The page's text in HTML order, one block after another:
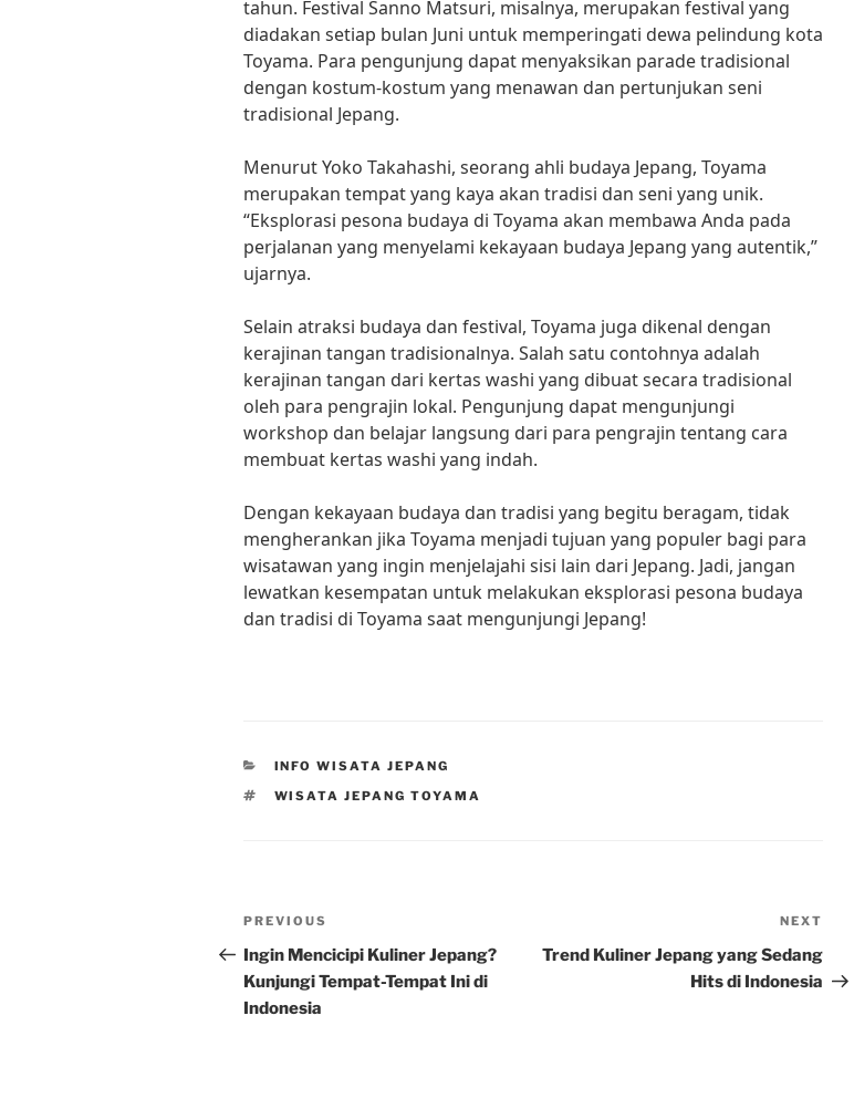
tahun. Festival Sanno Matsuri, misalnya, merupakan festival yang
diadakan setiap bulan Juni untuk memperingati dewa pelindung kota
Toyama. Para pengunjung dapat menyaksikan parade tradisional
dengan kostum-kostum yang menawan dan pertunjukan seni
tradisional Jepang.
Menurut Yoko Takahashi, seorang ahli budaya Jepang, Toyama
merupakan tempat yang kaya akan tradisi dan seni yang unik.
“Eksplorasi pesona budaya di Toyama akan membawa Anda pada
perjalanan yang menyelami kekayaan budaya Jepang yang autentik,”
ujarnya.
Selain atraksi budaya dan festival, Toyama juga dikenal dengan
kerajinan tangan tradisionalnya. Salah satu contohnya adalah
kerajinan tangan dari kertas washi yang dibuat secara tradisional
oleh para pengrajin lokal. Pengunjung dapat mengunjungi
workshop dan belajar langsung dari para pengrajin tentang cara
membuat kertas washi yang indah.
Dengan kekayaan budaya dan tradisi yang begitu beragam, tidak
mengherankan jika Toyama menjadi tujuan yang populer bagi para
wisatawan yang ingin menjelajahi sisi lain dari Jepang. Jadi, jangan
lewatkan kesempatan untuk melakukan eksplorasi pesona budaya
dan tradisi di Toyama saat mengunjungi Jepang!
CATEGORIES
INFO WISATA JEPANG
TAGS
WISATA JEPANG TOYAMA
Post
navigation
Previous
Post
PREVIOUS
Ingin Mencicipi Kuliner Jepang?
Kunjungi Tempat-Tempat Ini di
Indonesia
Post
NEXT
Trend Kuliner Jepang yang Sedang
Hits di Indonesia